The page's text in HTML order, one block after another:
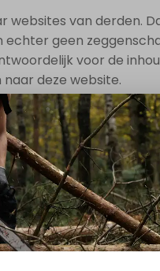
websites van derden.
geen
voor de
deze website.
de informatie die
of
neem dan